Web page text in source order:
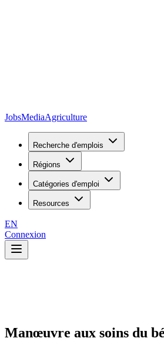
JobsMediaAgriculture
Recherche d'emplois
Régions
Catégories d'emploi
Resources
EN
Connexion
Manœuvre aux soins du